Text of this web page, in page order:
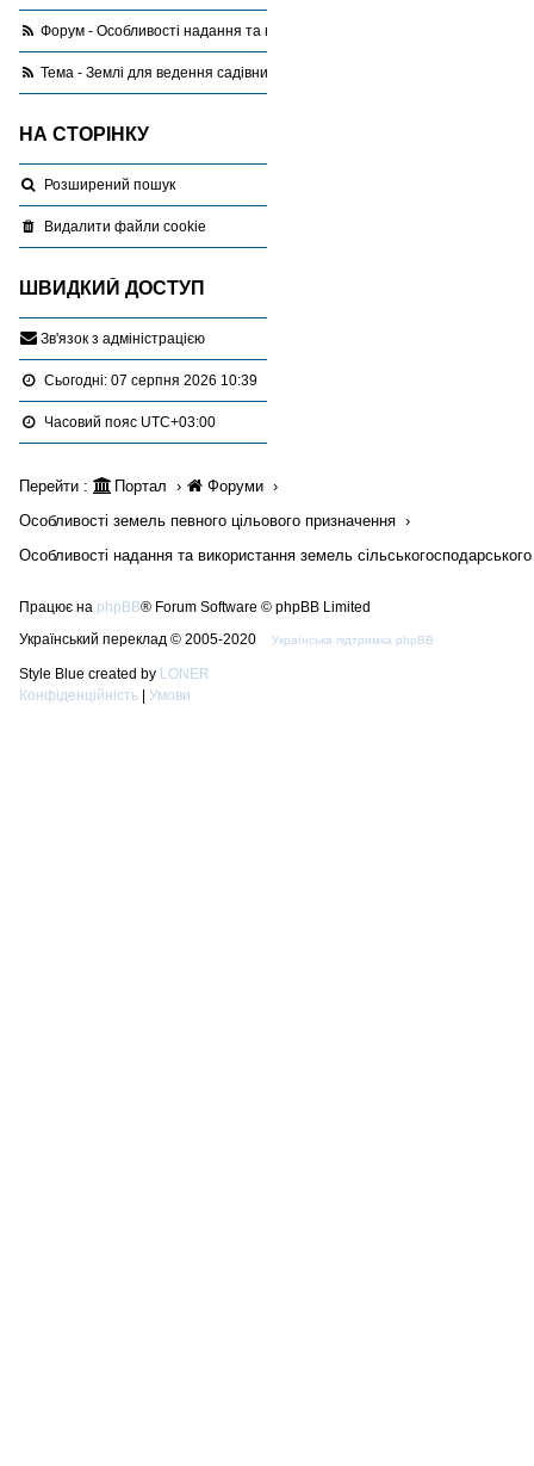
Форум - Особливості надання та використання земель
Тема - Землі для ведення садівництва
НА СТОРІНКУ
Розширений пошук
Видалити файли cookie
ШВИДКИЙ ДОСТУП
Зв'язок з адміністрацією
Сьогодні: 07 серпня 2026 10:39
Часовий пояс UTC+03:00
Перейти : Портал
Форуми
Особливості земель певного цільового призначення
Особливості надання та використання земель
Працює на phpBB® Forum Software © phpBB Limited
Український переклад © 2005-2020
Українська підтримка phpBB
Style Blue created by LONER
Конфіденційність| Умови